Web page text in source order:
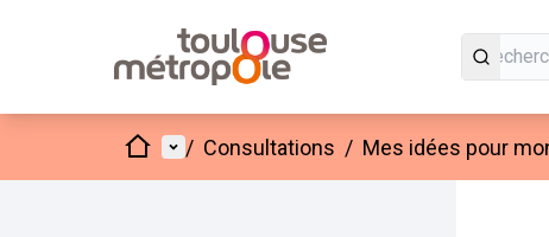
AccueilMenu principal
/ Consultations / Mes idées pour
Passer